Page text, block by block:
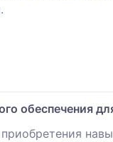
обеспечения
приобретения